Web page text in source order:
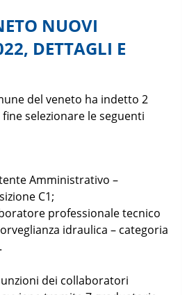
NUOVI
DETTAGLI E
del veneto ha indetto 2
selezionare le seguenti
Amministrativo –
C1;
professionale tecnico
idraulica – categoria
dei collaboratori